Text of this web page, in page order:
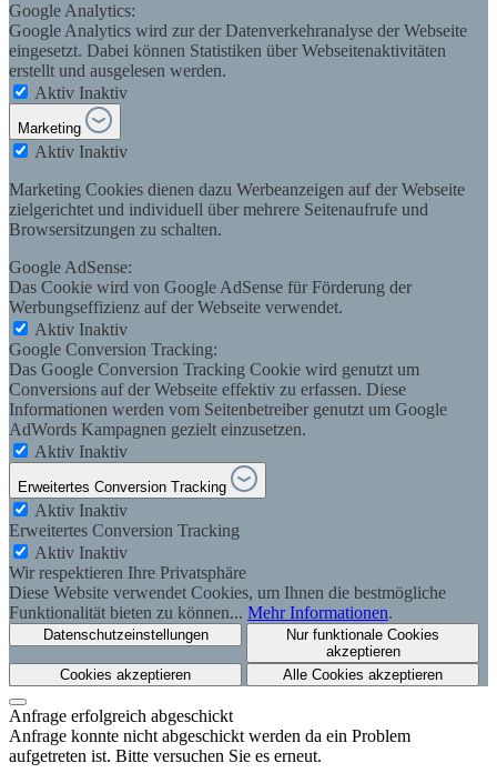
Google Analytics:
Google Analytics wird zur der Datenverkehranalyse der Webseite
eingesetzt. Dabei können Statistiken über Webseitenaktivitäten
erstellt und ausgelesen werden.
Aktiv Inaktiv
Marketing
Aktiv Inaktiv
Marketing Cookies dienen dazu Werbeanzeigen auf der Webseite
zielgerichtet und individuell über mehrere Seitenaufrufe und
Browsersitzungen zu schalten.
Google AdSense:
Das Cookie wird von Google AdSense für Förderung der
Werbungseffizienz auf der Webseite verwendet.
Aktiv Inaktiv
Google Conversion Tracking:
Das Google Conversion Tracking Cookie wird genutzt um
Conversions auf der Webseite effektiv zu erfassen. Diese
Informationen werden vom Seitenbetreiber genutzt um Google
AdWords Kampagnen gezielt einzusetzen.
Aktiv Inaktiv
Erweitertes Conversion Tracking
Aktiv Inaktiv
Erweitertes Conversion Tracking
Aktiv Inaktiv
Wir respektieren Ihre Privatsphäre
Diese Website verwendet Cookies, um Ihnen die bestmögliche
Funktionalität bieten zu können... Mehr Informationen.
Datenschutzeinstellungen
Nur funktionale Cookies
akzeptieren
Cookies akzeptieren
Alle Cookies akzeptieren
Anfrage erfolgreich abgeschickt
Anfrage konnte nicht abgeschickt werden da ein Problem
aufgetreten ist. Bitte versuchen Sie es erneut.